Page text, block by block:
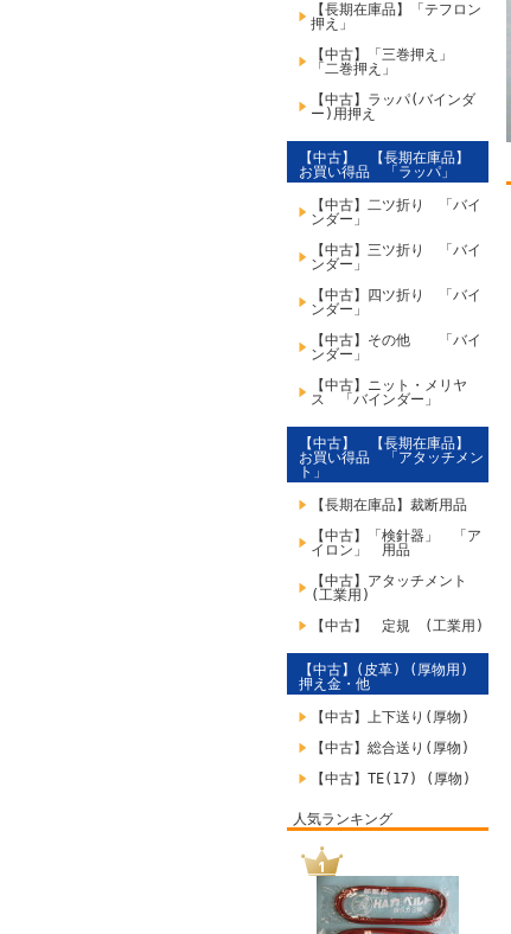
【長期在庫品】「テフロン
押え」
【中古】「三巻押え」
「二巻押え」
【中古】ラッパ(バインダ
ー)用押え
【中古】 【長期在庫品】
お買い得品 「ラッパ」
【中古】二ツ折り 「バイ
ンダー」
【中古】三ツ折り 「バイ
ンダー」
【中古】四ツ折り 「バイ
ンダー」
【中古】その他 「バイ
ンダー」
【中古】ニット・メリヤ
ス 「バインダー」
【中古】 【長期在庫品】
お買い得品 「アタッチメン
ト」
【長期在庫品】裁断用品
【中古】「検針器」 「ア
イロン」 用品
【中古】アタッチメント
(工業用)
【中古】 定規 (工業用)
【中古】(皮革) (厚物用)
押え金・他
【中古】上下送り(厚物)
【中古】総合送り(厚物)
【中古】TE(17) (厚物)
人気ランキング